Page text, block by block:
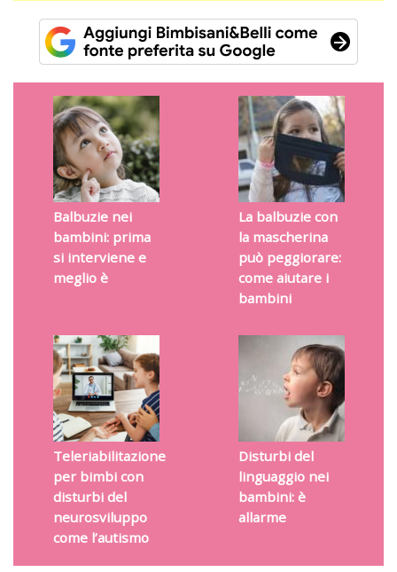
Balbuzie nei
bambini: prima
si interviene e
meglio è
La balbuzie con
la mascherina
può peggiorare:
come aiutare i
bambini
Teleriabilitazione
per bimbi con
disturbi del
neurosviluppo
come l’autismo
Disturbi del
linguaggio nei
bambini: è
allarme